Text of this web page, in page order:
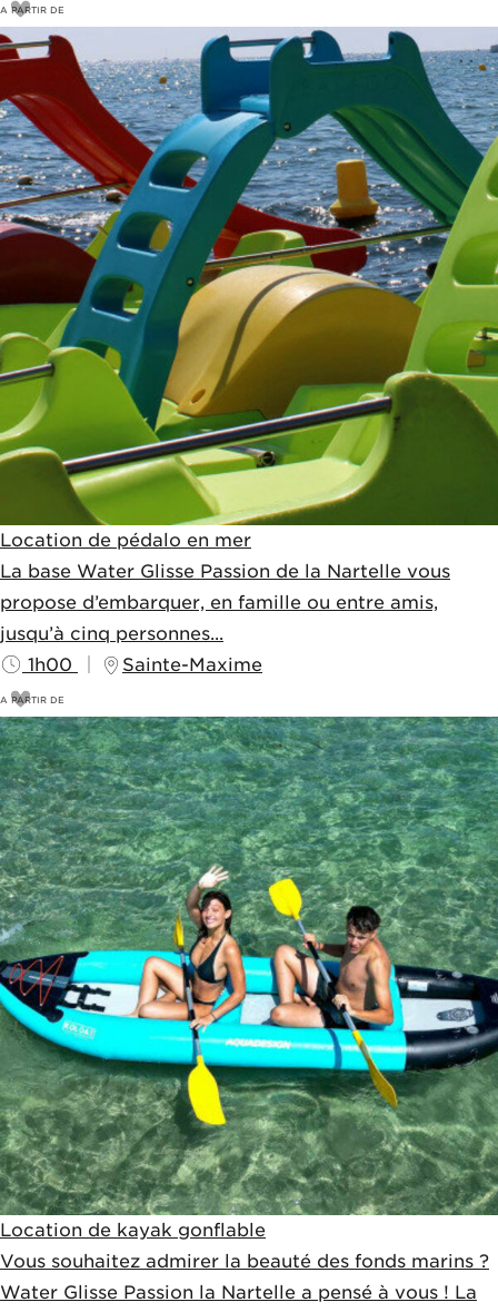
A PARTIR DE
28€
30€
Location de pédalo en mer
La base Water Glisse Passion de la Nartelle vous
propose d’embarquer, en famille ou entre amis,
jusqu’à cinq personnes...
1h00
Sainte-Maxime
A PARTIR DE
30€
35€
Location de kayak gonflable
Vous souhaitez admirer la beauté des fonds marins ?
Water Glisse Passion la Nartelle a pensé à vous ! La